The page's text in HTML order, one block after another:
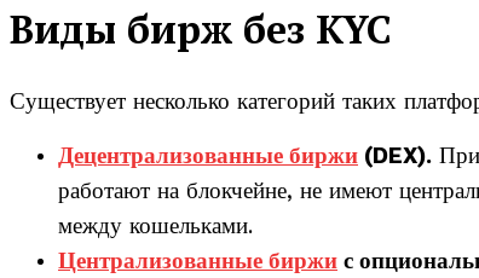
Виды бирж без KYC
Существует несколько категорий таких
Децентрализованные биржи (DEX).
работают на блокчейне, не имеют
между кошельками.
Централизованные биржи с